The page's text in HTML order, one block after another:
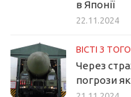
в Японії
22.11.2024
ВІСТІ З
Через
погрози